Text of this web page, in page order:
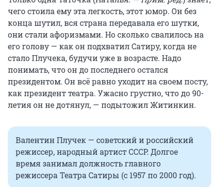
чего стоила ему эта легкость, этот юмор. Он без
конца шутил, вся страна передавала его шутки,
они стали афоризмами. Но сколько свалилось на
его голову — как он подхватил Сатиру, когда не
стало Плучека, будучи уже в возрасте. Надо
понимать, что он до последнего остался
президентом. Он всё равно уходит на своем посту,
как президент театра. Ужасно грустно, что до 90-
летия он не дотянул, — подытожил Житинкин.
Валентин Плучек — советский и российский
режиссер, народный артист СССР. Долгое
время занимал должность главного
режиссера Театра Сатиры (с 1957 по 2000 год).